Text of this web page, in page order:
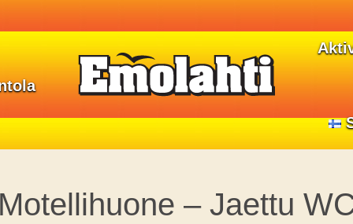
Motellihuone – Jaettu